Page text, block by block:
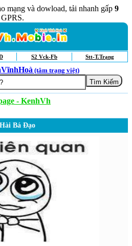
mạng và dowload, tải nhanh gấp 9
S2 Vck-Fb Stt-T.Trạng
(tâm trạng việt)
- KenhVh
Bá Đạo